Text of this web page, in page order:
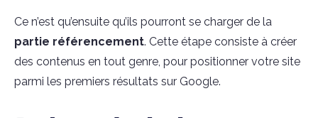
Ce n’est qu’ensuite qu’ils pourront se charger de la
partie référencement. Cette étape consiste à créer
des contenus en tout genre, pour positionner votre site
parmi les premiers résultats sur Google.